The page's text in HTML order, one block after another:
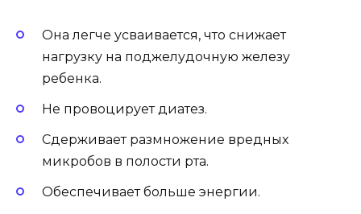
Она легче усваивается, что снижает
нагрузку на поджелудочную железу
ребенка.
Не провоцирует диатез.
Сдерживает размножение вредных
микробов в полости рта.
Обеспечивает больше энергии.